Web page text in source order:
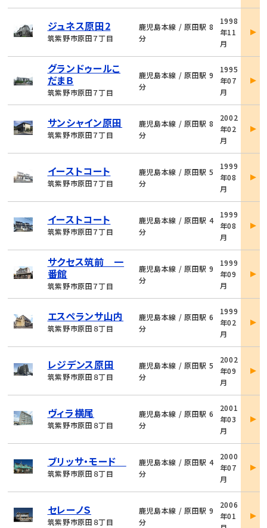
ジュネス原田2
筑紫野市原田７丁目
鹿児島本線 / 原田駅 8
分
1998
年11
月
詳
グランドゥールこ
だまＢ
筑紫野市原田７丁目
鹿児島本線 / 原田駅 9
分
1995
年07
月
詳
サンシャイン原田
筑紫野市原田７丁目
鹿児島本線 / 原田駅 8
分
2002
年02
月
詳
イーストコート
筑紫野市原田７丁目
鹿児島本線 / 原田駅 5
分
1999
年08
月
詳
イーストコート
筑紫野市原田７丁目
鹿児島本線 / 原田駅 4
分
1999
年08
月
詳
サクセス筑前 一
番館
筑紫野市原田７丁目
鹿児島本線 / 原田駅 9
分
1999
年09
月
詳
エスペランサ山内
筑紫野市原田８丁目
鹿児島本線 / 原田駅 6
分
1999
年02
月
詳
レジデンス原田
筑紫野市原田８丁目
鹿児島本線 / 原田駅 5
分
2002
年09
月
詳
ヴィラ横尾
筑紫野市原田８丁目
鹿児島本線 / 原田駅 6
分
2001
年03
月
詳
ブリッサ・モード
筑紫野市原田８丁目
鹿児島本線 / 原田駅 4
分
2000
年07
月
詳
セレーノＳ
筑紫野市原田８丁目
鹿児島本線 / 原田駅 9
分
2006
年01
詳